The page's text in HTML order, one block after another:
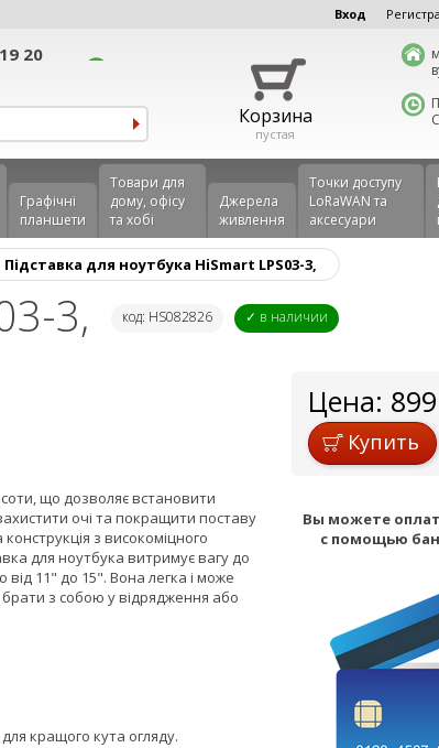
Вход
20
Корзина
пустая
Графічні
планшети
Товари для
дому, офісу
та хобі
Джерела
живлення
Точки доступу
LoRaWAN та
аксесуари
Підставка для ноутбука HiSmart LPS03-3,
3, код: HS082826 ✓ в наличии
що дозволяє встановити
очі та покращити поставу
з високоміцного
для ноутбука витримує вагу до
від 11" до 15". Вона легка і може
з собою у відрядження або
кращого кута огляду.
Цена: 899
Купить
Вы можете
с помощью